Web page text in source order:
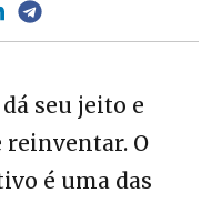
seu jeito e
reinventar. O
é uma das